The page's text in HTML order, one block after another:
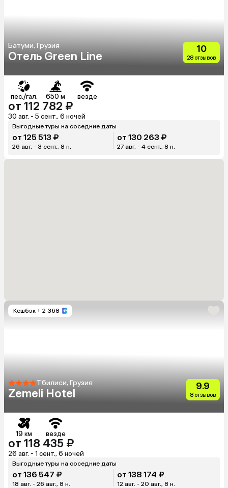
Батуми, Грузия
Отель Green Line
10
28 отзывов
пес./гал. 650 м везде
от 112 782 ₽
30 авг. - 5 сент., 6 ночей
Выгодные туры на соседние даты
от 125 513 ₽
26 авг. - 3 сент., 8 н.
от 130 263 ₽
27 авг. - 4 сент., 8 н.
Кешбэк + 2 368
Тбилиси, Грузия
Zemeli Hotel
9.9
8 отзывов
19 км везде
от 118 435 ₽
26 авг. - 1 сент., 6 ночей
Выгодные туры на соседние даты
от 136 547 ₽
18 авг. - 26 авг., 8 н.
от 138 174 ₽
12 авг. - 20 авг., 8 н.